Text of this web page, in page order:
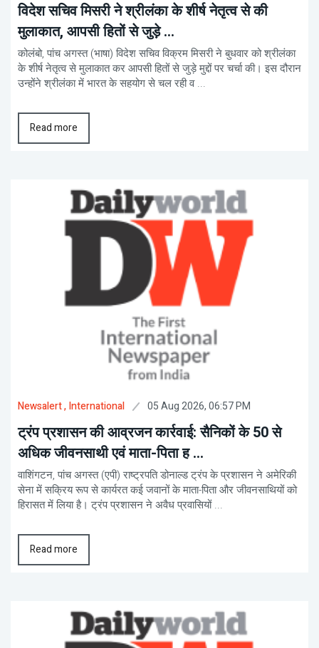
विदेश सचिव मिसरी ने श्रीलंका के शीर्ष नेतृत्व से की
मुलाकात, आपसी हितों से जुड़े ...
कोलंबो, पांच अगस्त (भाषा) विदेश सचिव विक्रम मिसरी ने बुधवार को श्रीलंका
के शीर्ष नेतृत्व से मुलाकात कर आपसी हितों से जुड़े मुद्दों पर चर्चा की। इस दौरान
उन्होंने श्रीलंका में भारत के सहयोग से चल रही व ...
Read more
Newsalert, International 05 Aug 2026, 06:57 PM
ट्रंप प्रशासन की आव्रजन कार्रवाई: सैनिकों के 50 से
अधिक जीवनसाथी एवं माता-पिता ह ...
वाशिंगटन, पांच अगस्त (एपी) राष्ट्रपति डोनाल्ड ट्रंप के प्रशासन ने अमेरिकी
सेना में सक्रिय रूप से कार्यरत कई जवानों के माता-पिता और जीवनसाथियों को
हिरासत में लिया है। ट्रंप प्रशासन ने अवैध प्रवासियों ...
Read more